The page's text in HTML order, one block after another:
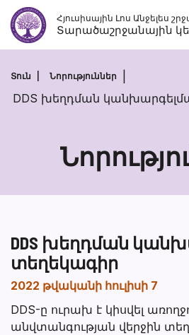
Անցնել
բովանդակությանըՀյուսիսային Լոս Անջելես
Տարածաշրջանային
Տուն Նորություններ
DDS խեղդման
DDS խեղդման
տեղեկագիր
2022 թվականի հուլիսի 7
DDS-ը ուրախ է կիսվել
անվտանգության վերջին